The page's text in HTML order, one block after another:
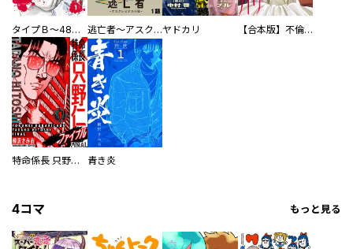
タイプＢ～48時間後、致死率100％～【単話】 逃亡者～アスクレピオスの杖～ヤドカリ 【合本版】不倫処刑
特命係長 只野仁ファイナル 愛蔵版 青き炎
4コマ もっと見る